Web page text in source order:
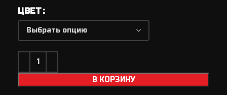
ЦВЕТ
В КОРЗИНУ